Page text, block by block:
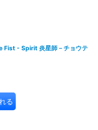
- Spirit 炎星師－チョウテ
る